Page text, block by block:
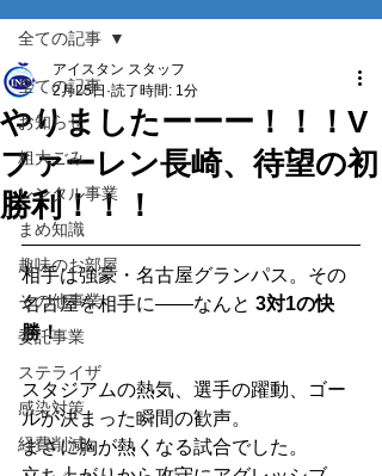
全ての記事
お知らせ
粗大ごみ
レンタル事業
まめ知識
趣味のお部屋
その他事業
委託事業
ステライザ
感染対策
経費削減
全ての記事
やりましたーーー！！！V
ファーレン長崎、待望の初
勝利！！！
アイスタン スタッフ
2月25日 読了時間: 1分
相手は強豪・名古屋グランパス。その
名古屋を相手に――なんと 3対1の快
勝！
スタジアムの熱気、選手の躍動、ゴー
ルが決まった瞬間の歓声。
まさに胸が熱くなる試合でした。